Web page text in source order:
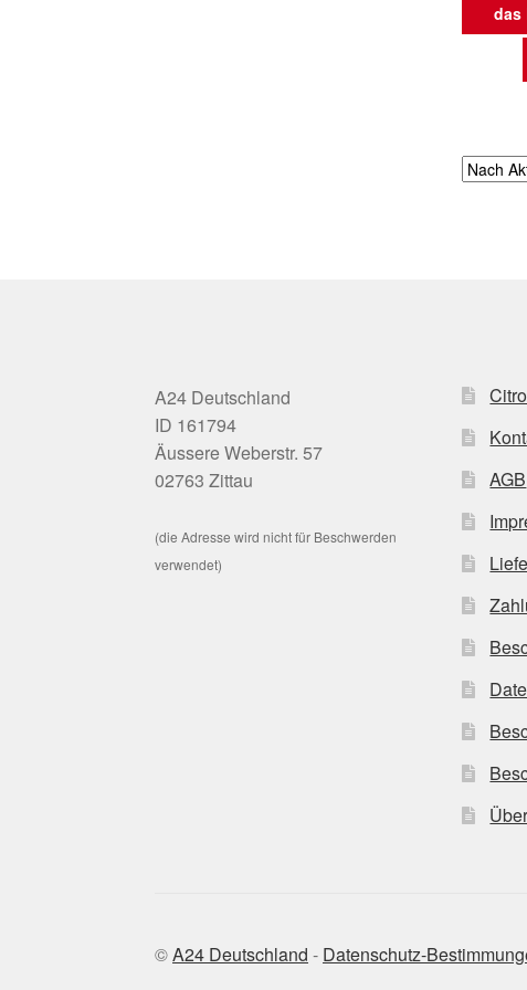
das
A24 Deutschland
ID 161794
Äussere Weberstr. 57
02763 Zittau
(die Adresse wird nicht für Beschwerden
verwendet)
AGB
©A24 Deutschland - Datenschutz-